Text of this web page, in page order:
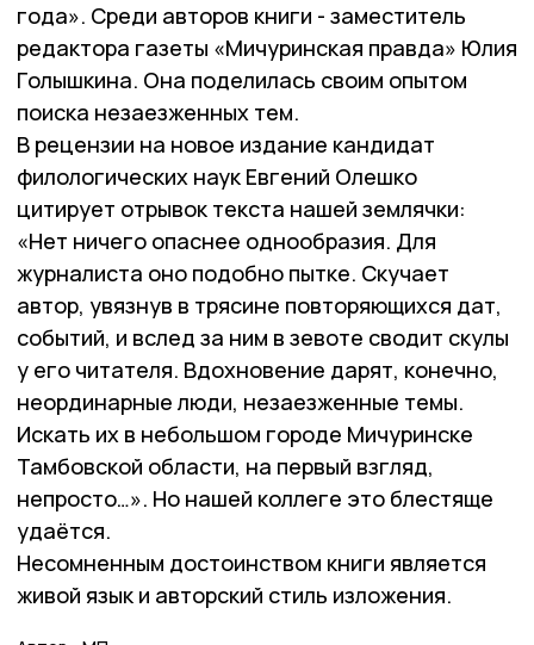
года». Среди авторов книги - заместитель
редактора газеты «Мичуринская правда» Юлия
Голышкина. Она поделилась своим опытом
поиска незаезженных тем.
В рецензии на новое издание кандидат
филологических наук Евгений Олешко
цитирует отрывок текста нашей землячки:
«Нет ничего опаснее однообразия. Для
журналиста оно подобно пытке. Скучает
автор, увязнув в трясине повторяющихся дат,
событий, и вслед за ним в зевоте сводит скулы
у его читателя. Вдохновение дарят, конечно,
неординарные люди, незаезженные темы.
Искать их в небольшом городе Мичуринске
Тамбовской области, на первый взгляд,
непросто…». Но нашей коллеге это блестяще
удаётся.
Несомненным достоинством книги является
живой язык и авторский стиль изложения.